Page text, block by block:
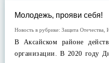
Молодежь, прояви себя!
Новость в рубрике: Защита Отечества
В Аксайском районе
организации. В 2020 году